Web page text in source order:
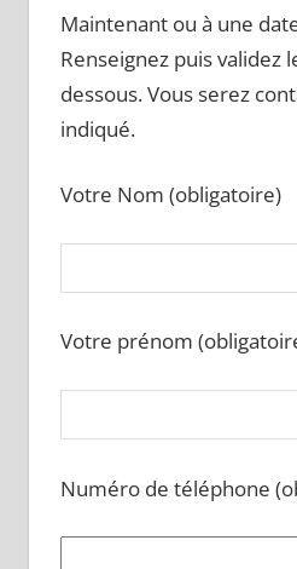
Maintenant ou à une
Renseignez puis validez
dessous. Vous serez
indiqué.
Votre Nom (obligatoire)
Votre prénom
Numéro de téléphone